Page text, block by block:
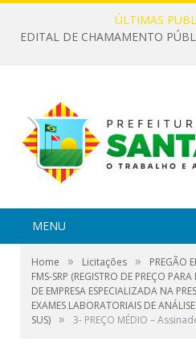
ÚLTIMAS
MENU
Home » Licitações »
PREGÃO
FMS-SRP (REGISTRO DE PREÇO
DE EMPRESA ESPECIALIZADA NA
EXAMES LABORATORIAIS DE
SUS) » 3- PREÇO MÉDIO –